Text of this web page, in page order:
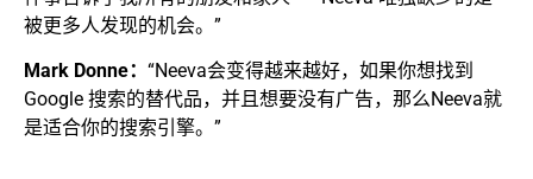
被更多人发现的机会。”
Mark Donne： “Neeva会变得越来越好，如果你想找到
Google 搜索的替代品，并且想要没有广告，那么Neeva就
是适合你的搜索引擎。”